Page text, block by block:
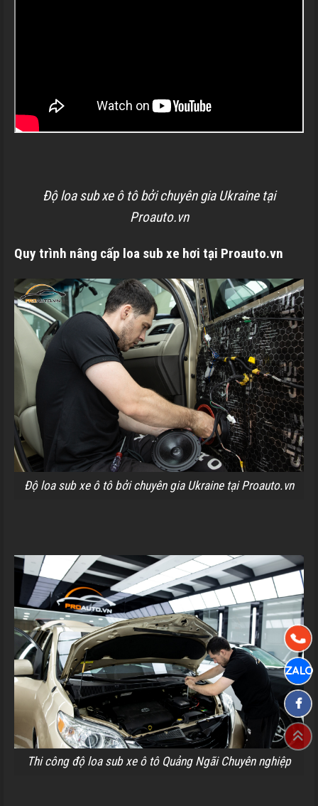
Độ loa sub xe ô tô bởi chuyên gia Ukraine tại
Proauto.vn
Quy trình nâng cấp loa sub xe hơi tại Proauto.vn
Độ loa sub xe ô tô bởi chuyên gia Ukraine tại Proauto.vn
Thi công độ loa sub xe ô tô Quảng Ngãi Chuyên nghiệp